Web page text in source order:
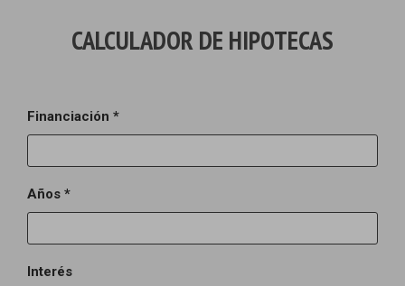
CALCULADOR DE HIPOTECAS
Financiación *
Años *
Interés